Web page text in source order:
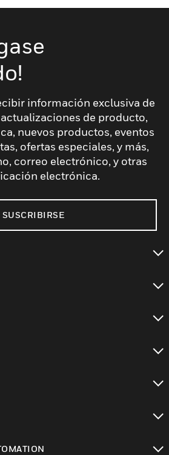
información exclusiva de
de producto,
nuevos productos, eventos
ofertas especiales, y más,
correo electrónico, y otras
electrónica.
SUSCRIBIRSE